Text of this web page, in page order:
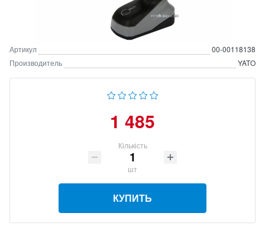
Артикул
00-00118138
Производитель
YATO
1 485
Кількість
шт
КУПИТЬ